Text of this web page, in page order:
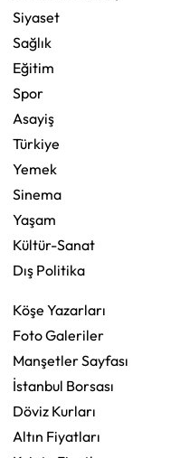
Siyaset
Sağlık
Eğitim
Spor
Asayiş
Türkiye
Yemek
Sinema
Yaşam
Kültür-Sanat
Dış Politika
Köşe Yazarları
Foto Galeriler
Manşetler Sayfası
İstanbul Borsası
Döviz Kurları
Altın Fiyatları